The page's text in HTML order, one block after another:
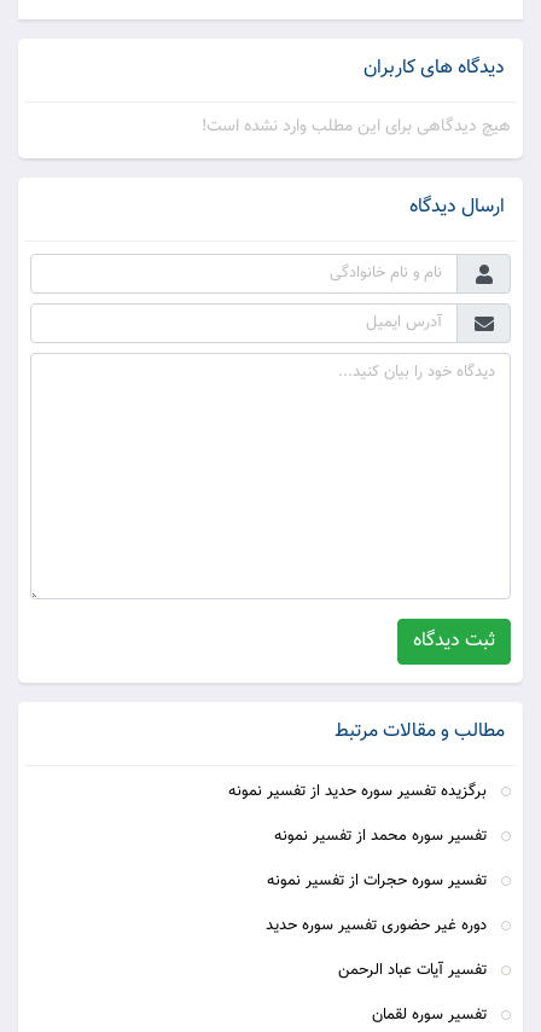
دیدگاه های کاربران
هیچ دیدگاهی برای این مطلب وارد نشده است!
ارسال دیدگاه
ثبت دیدگاه
مطالب و مقالات مرتبط
برگزیده تفسیر سوره حدید از تفسیر نمونه
تفسیر سوره محمد از تفسیر نمونه
تفسیر سوره حجرات از تفسیر نمونه
دوره غیر حضوری تفسیر سوره حدید
تفسیر آیات عباد الرحمن
تفسیر سوره لقمان